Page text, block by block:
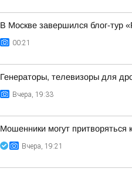
В Москве завершился блог-тур
00:21
Генераторы, телевизоры для
Вчера, 19:33
Мошенники могут
Вчера, 19:21